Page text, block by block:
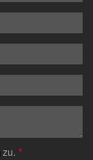
zu. *